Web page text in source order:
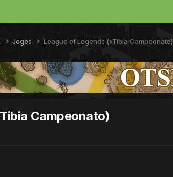
Jogos League of Legends (xTibia Campeonato)
Campeonato)